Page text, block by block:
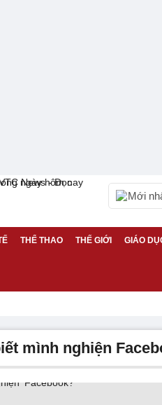
Mới
THỂ THAO THẾ GIỚI GIÁO
mình nghiện